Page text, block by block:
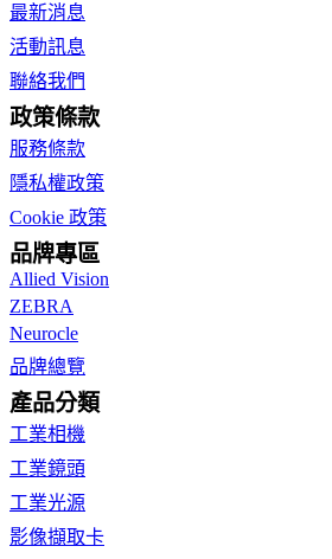
最新消息
活動訊息
聯絡我們
政策條款
服務條款
隱私權政策
Cookie 政策
品牌專區
Allied Vision
ZEBRA
Neurocle
品牌總覽
產品分類
工業相機
工業鏡頭
工業光源
影像擷取卡